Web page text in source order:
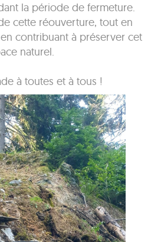
la période de fermeture.
cette réouverture, tout en
contribuant à préserver cet
naturel.
à toutes et à tous !